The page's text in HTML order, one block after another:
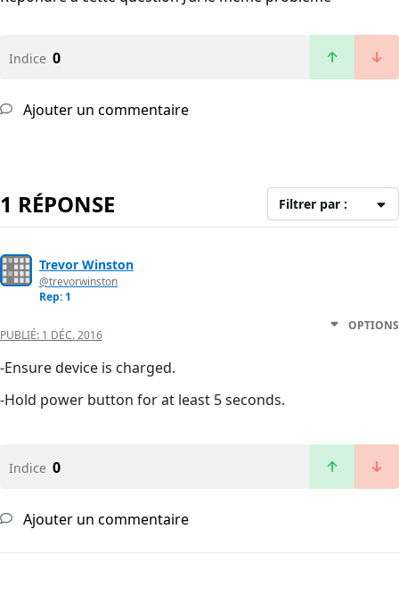
Indice 0
Ajouter un commentaire
1 RÉPONSE Filtrer par :
Trevor Winston
@trevorwinston
Rep: 1
PUBLIÉ: 1 DÉC. 2016
OPTIONS
-Ensure device is charged.
-Hold power button for at least 5 seconds.
Indice 0
Ajouter un commentaire